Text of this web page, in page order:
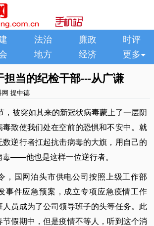
法治 廉政
时评
地方 经济 更多
担当的纪检干部---从广谦
网 提中德
被突如其来的新冠状病毒蒙上了一层阴
毒致使我们处在空前的恐惧和不安中。就
数逆行者扛起抗击病毒的大旗，用自己的
毒——他也是这样一位逆行者。
国网泊头市供电公司按照上级工作部
事件应急预案，成立专项应急疫情工作
人员成为了公司领导班子的头等任务。此
节假期中，但是疫情不等人，听到这个消